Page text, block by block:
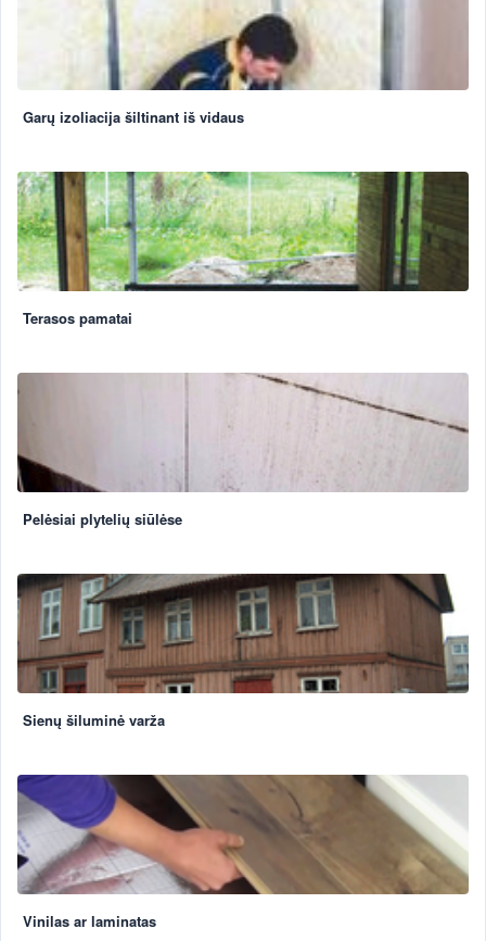
Garų izoliacija šiltinant iš vidaus
Terasos pamatai
Pelėsiai plytelių siūlėse
Sienų šiluminė varža
Vinilas ar laminatas